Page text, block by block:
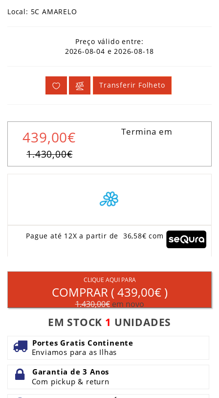
Local: 5C AMARELO
Preço válido entre:
2026-08-04 e 2026-08-18
Transferir Folheto
439,00€
1.430,00€
Termina em
Pague até 12X a partir de 36,58€ com
CLIQUE AQUI PARA
COMPRAR (439,00€)
1.430,00€em novo
EM STOCK 1 UNIDADES
Portes Gratis Continente
Enviamos para as Ilhas
Garantia de 3 Anos
Com pickup & return